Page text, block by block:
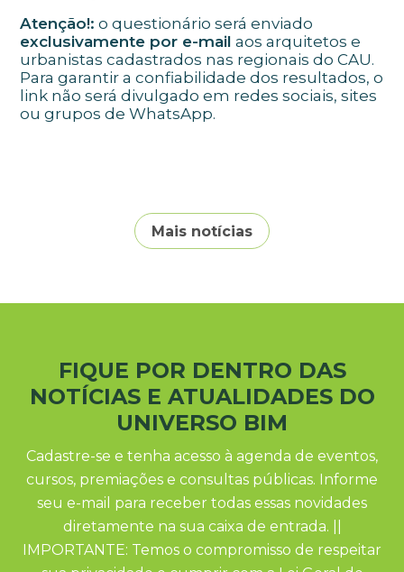
Atenção!: o questionário será enviado
exclusivamente por e-mail aos arquitetos e
urbanistas cadastrados nas regionais do CAU.
Para garantir a confiabilidade dos resultados, o
link não será divulgado em redes sociais, sites
ou grupos de WhatsApp.
Mais notícias
FIQUE POR DENTRO DAS
NOTÍCIAS E ATUALIDADES DO
UNIVERSO BIM
Cadastre-se e tenha acesso à agenda de eventos,
cursos, premiações e consultas públicas. Informe
seu e-mail para receber todas essas novidades
diretamente na sua caixa de entrada. ||
IMPORTANTE: Temos o compromisso de respeitar